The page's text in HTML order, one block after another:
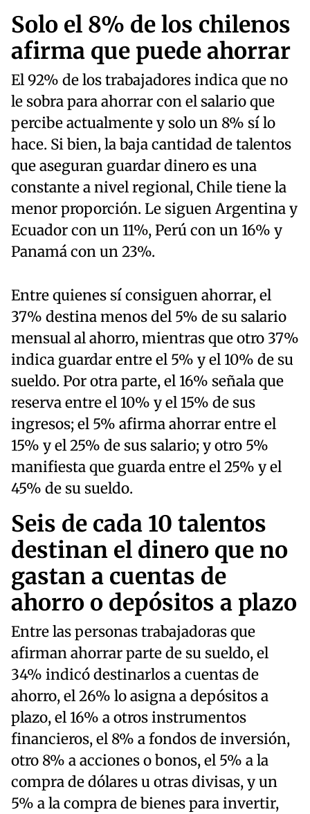
Solo el 8% de los chilenos
afirma que puede ahorrar
El 92% de los trabajadores indica que no
le sobra para ahorrar con el salario que
percibe actualmente y solo un 8% sí lo
hace. Si bien, la baja cantidad de talentos
que aseguran guardar dinero es una
constante a nivel regional, Chile tiene la
menor proporción. Le siguen Argentina y
Ecuador con un 11%, Perú con un 16% y
Panamá con un 23%.
Entre quienes sí consiguen ahorrar, el
37% destina menos del 5% de su salario
mensual al ahorro, mientras que otro 37%
indica guardar entre el 5% y el 10% de su
sueldo. Por otra parte, el 16% señala que
reserva entre el 10% y el 15% de sus
ingresos; el 5% afirma ahorrar entre el
15% y el 25% de sus salario; y otro 5%
manifiesta que guarda entre el 25% y el
45% de su sueldo.
Seis de cada 10 talentos
destinan el dinero que no
gastan a cuentas de
ahorro o depósitos a plazo
Entre las personas trabajadoras que
afirman ahorrar parte de su sueldo, el
34% indicó destinarlos a cuentas de
ahorro, el 26% lo asigna a depósitos a
plazo, el 16% a otros instrumentos
financieros, el 8% a fondos de inversión,
otro 8% a acciones o bonos, el 5% a la
compra de dólares u otras divisas, y un
5% a la compra de bienes para invertir,